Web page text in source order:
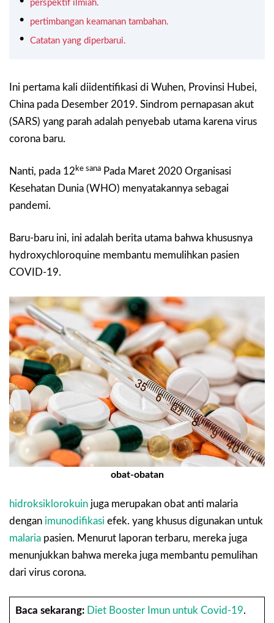
perspektif ilmiah.
pertimbangan keamanan tambahan.
Catatan yang diperbarui.
Ini pertama kali diidentifikasi di Wuhen, Provinsi Hubei,
China pada Desember 2019. Sindrom pernapasan akut
(SARS) yang parah adalah penyebab utama karena virus
corona baru.
Nanti, pada 12 ke sana Pada Maret 2020 Organisasi
Kesehatan Dunia (WHO) menyatakannya sebagai
pandemi.
Baru-baru ini, ini adalah berita utama bahwa khususnya
hydroxychloroquine membantu memulihkan pasien
COVID-19.
obat-obatan
hidroksiklorokuin juga merupakan obat anti malaria
dengan imunodifikasi efek. yang khusus digunakan untuk
malaria pasien. Menurut laporan terbaru, mereka juga
menunjukkan bahwa mereka juga membantu pemulihan
dari virus corona.
Baca sekarang: Diet Booster Imun untuk Covid-19.